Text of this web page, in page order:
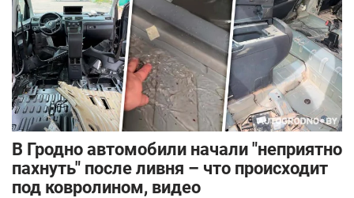
В Гродно автомобили начали "неприятно
пахнуть" после ливня – что происходит
под ковролином, видео